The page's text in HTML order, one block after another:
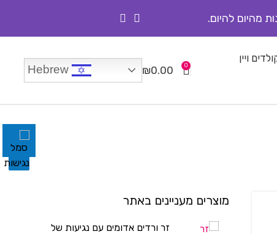
מהיום להיום.
ויין
0
₪0.00
Hebrew
מוצרים מעניינים באתר
זר ורדים אדומים עם נגיעות של